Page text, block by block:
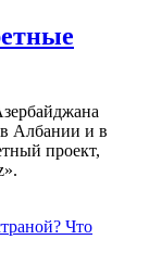
в Албании и в
проект,